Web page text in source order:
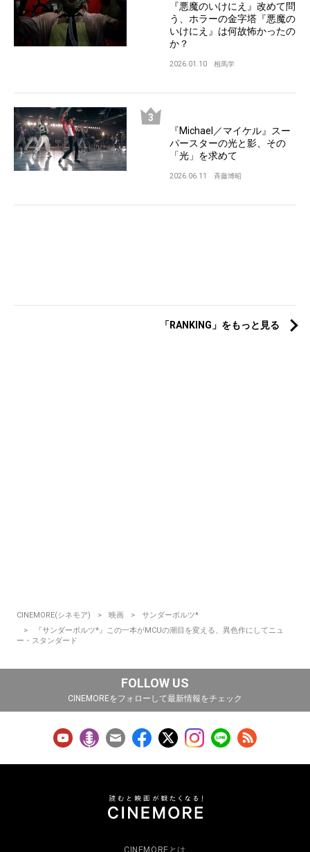
『悪魔のいけにえ』改めて問
う、ホラーの金字塔『悪魔の
いけにえ』は何故怖かったの
か？
2026.01.10 相馬学
『Michael／マイケル』スー
パースターの光と影、その
「光」を求めて
2026.06.11 斉藤博昭
「RANKING」をもっと見る
CINEMORE(シネモア) 映画
サンダーボルツ*
『サンダーボルツ*』この一本がMCUの潮目を変える、異色作にしてニュ
ー・スタンダード
FOLLOW US
CINEMOREをフォローして最新情報をチェック
CINEMOREとは